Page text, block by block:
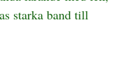
starka band till